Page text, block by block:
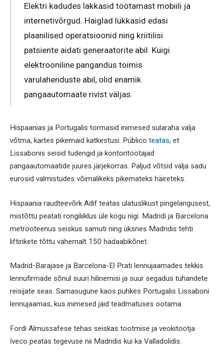
Elektri kadudes lakkasid töötamast mobiili ja
internetivõrgud. Haiglad lükkasid edasi
plaanilised operatsioonid ning kriitilisi
patsiente aidati generaatorite abil. Kuigi
elektrooniline pangandus toimis
varulahenduste abil, olid enamik
pangaautomaate rivist väljas.
Hispaanias ja Portugalis tormasid inimesed sularaha välja
võtma, kartes pikemaid katkestusi. Público teatas, et
Lissabonis seisid tudengid ja kontoritöötajad
pangaautomaatide juures järjekorras. Paljud võtsid välja sadu
eurosid valmistudes võimalikeks pikemateks häireteks.
Hispaania raudteevõrk Adif teatas ulatuslikust pingelangusest,
mistõttu peatati rongiliiklus üle kogu riigi. Madridi ja Barcelona
metrooteenus seiskus samuti ning üksnes Madridis tehti
liftirikete tõttu vähemalt 150 hädaabikõnet.
Madrid-Barajase ja Barcelona-El Prati lennujaamades tekkis
lennufirmade sõnul suuri hilinemisi ja suur segadus tuhandete
reisijate seas. Samasugune kaos puhkes Portugalis Lissaboni
lennujaamas, kus inimesed jäid teadmatuses ootama.
Fordi Almussafese tehas seiskas tootmise ja veokitootja
Iveco peatas tegevuse nii Madridis kui ka Valladolidis.